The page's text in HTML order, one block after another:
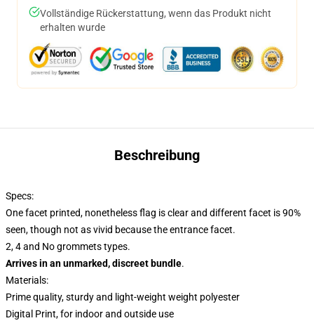
Vollständige Rückerstattung, wenn das Produkt nicht
erhalten wurde
Beschreibung
Specs:
One facet printed, nonetheless flag is clear and different facet is 90%
seen, though not as vivid because the entrance facet.
2, 4 and No grommets types.
Arrives in an unmarked, discreet bundle.
Materials:
Prime quality, sturdy and light-weight weight polyester
Digital Print, for indoor and outside use